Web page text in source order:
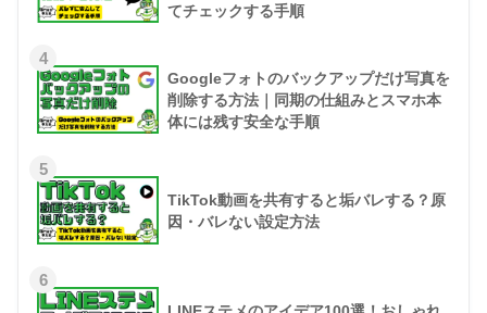
てチェックする手順
4
Googleフォトのバックアップだけ写真を
削除する方法｜同期の仕組みとスマホ本
体には残す安全な手順
5
TikTok動画を共有すると垢バレする？原
因・バレない設定方法
6